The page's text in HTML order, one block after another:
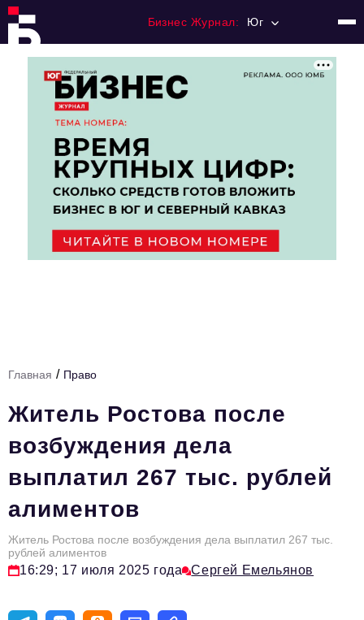
Бизнес Журнал: Юг
Франчайзинг
Номера журнала
Категории:
Финансы
Стиль жизни
Цитаты
Аналитика
Главное
Интервью
Сделано в России
Право
Главная / Право
Житель Ростова после
возбуждения дела
выплатил 267 тыс. рублей
алиментов
Житель Ростова после возбуждения дела выплатил 267 тыс.
рублей алиментов
16:29; 17 июля 2025 года Сергей Емельянов